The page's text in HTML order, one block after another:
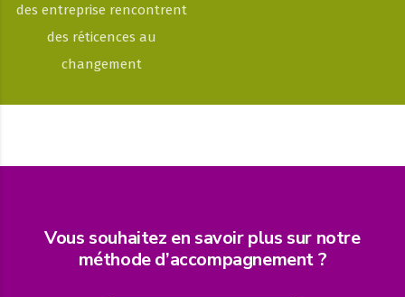
des entreprise rencontrent
des réticences au
changement
Vous souhaitez en savoir plus sur notre
méthode d’accompagnement ?